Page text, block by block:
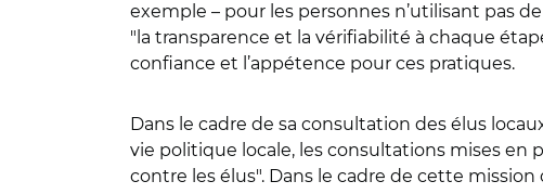
exemple – pour les personnes n’utilisant pas
"la transparence et la vérifiabilité à chaque
confiance et l’appétence pour ces pratiques.
Dans le cadre de sa consultation des élus
vie politique locale, les consultations mises en
contre les élus". Dans le cadre de cette